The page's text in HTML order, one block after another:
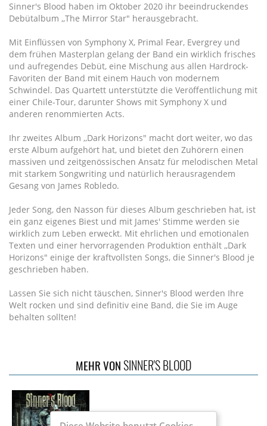
Sinner's Blood haben im Oktober 2020 ihr beeindruckendes
Debütalbum ,,The Mirror Star" herausgebracht.
Mit Einflüssen von Symphony X, Primal Fear, Evergrey und
dem frühen Masterplan gelang der Band ein wirklich frisches
und aufregendes Debüt, eine Mischung aus allen Hardrock-
Favoriten der Band mit einem Hauch von modernem
Schwindel. Das Quartett unterstützte die Veröffentlichung mit
einer Chile-Tour, darunter Shows mit Symphony X und
anderen renommierten Acts.
Ihr zweites Album ,,Dark Horizons" macht dort weiter, wo das
erste Album aufgehört hat, und bietet den Zuhörern einen
massiven und zeitgenössischen Ansatz für melodischen Metal
mit starkem Songwriting und natürlich herausragendem
Gesang von James Robledo.
Jeder Song, den Nasson für dieses Album geschrieben hat, ist
ein ganz eigenes Biest und mit James' Stimme werden sie
wirklich zum Leben erweckt. Mit ehrlichen und emotionalen
Texten und einer hervorragenden Produktion enthält ,,Dark
Horizons" einige der kraftvollsten Songs, die Sinner's Blood je
geschrieben haben.
Lassen Sie sich nicht täuschen, Sinner's Blood werden Ihre
Welt rocken und sind definitiv eine Band, die Sie im Auge
behalten sollten!
MEHR VONSINNER'S BLOOD